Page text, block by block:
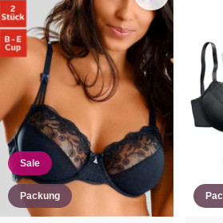
Sale
Packung